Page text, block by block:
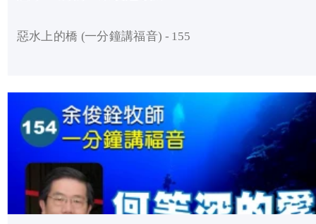
惡水上的橋 (一分鐘講福音) - 155